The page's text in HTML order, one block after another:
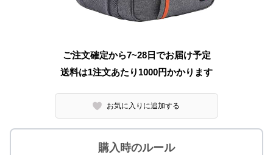
ご注文確定から7~28日でお届け予定
送料は1注文あたり 1000円かかります
お気に入りに追加する
購入時のルール